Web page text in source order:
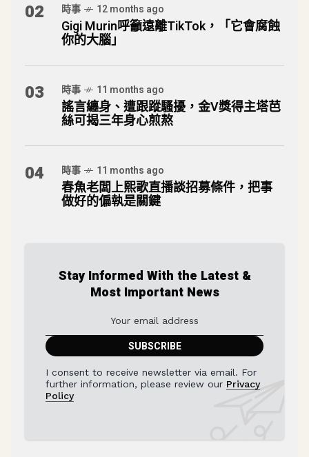
02 時事 12 months ago
Gigi Murin呼籲遠離TikTok，「它會腐蝕
你的大腦」
03 時事 11 months ago
謠言纏身、遭跟蹤騷擾，金V獎得主塔芭
絲可揭三年身心煎熬
04 時事 11 months ago
春魚老闆上熙歌直播談招募條件，把事
做好的偏執是關鍵
Stay Informed With the Latest &
Most Important News
I consent to receive newsletter via email. For
further information, please review our Privacy
Policy